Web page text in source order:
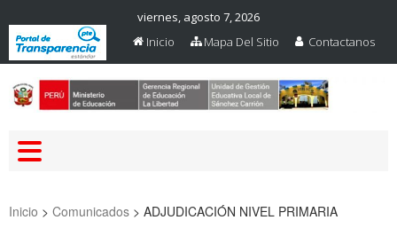
viernes, agosto 7, 2026
Inicio
Mapa Del Sitio Contactanos
Inicio > Comunicados > ADJUDICACIÓN NIVEL PRIMARIA